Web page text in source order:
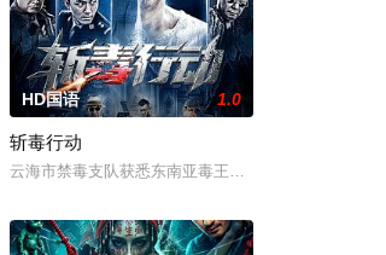
HD国语 1.0
斩毒行动
云海市禁毒支队获悉东南亚毒王廖爷将携600余公斤